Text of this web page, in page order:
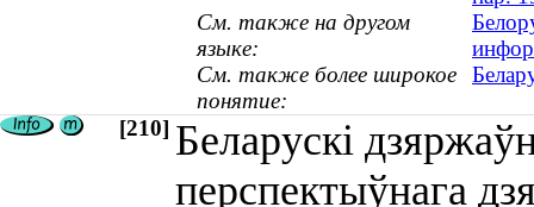
См. также на другом
языке:
См. также более широкое
понятие:
[210] Беларускі
перспектыўнага